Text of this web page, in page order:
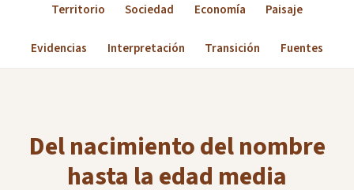
Territorio Sociedad Economía Paisaje
Evidencias Interpretación Transición Fuentes
Del nacimiento del nombre
hasta la edad media